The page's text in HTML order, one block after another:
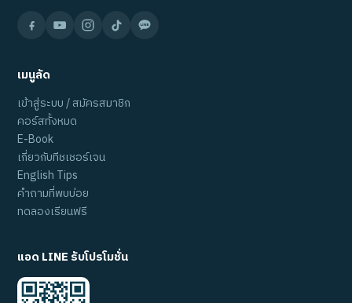
เมนูลัด
เข้าสู่ระบบ / สมัครสมาชิก
คอร์สทั้งหมด
E-Book
เกี่ยวกับทีชเชอร์เจน
English Tips
คำถามที่พบบ่อย
ทดลองเรียนฟรี
แอด LINE รับโปรโมชั่น